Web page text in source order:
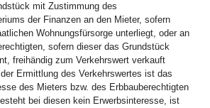
mit Zustimmung des
der Finanzen an den Mieter, sofern
Wohnungsfürsorge unterliegt, oder an
sofern dieser das Grundstück
freihändig zum Verkehrswert verkauft
Ermittlung des Verkehrswertes ist das
des Mieters bzw. des Erbbauberechtigten
bei diesen kein Erwerbsinteresse, ist